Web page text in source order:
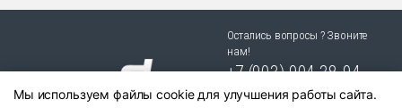
Остались вопросы ? Звоните
нам!
+7 (903) 904 38-94
г. Новосибирск, ул. Степная
Мы используем файлы cookie для улучшения работы сайта.